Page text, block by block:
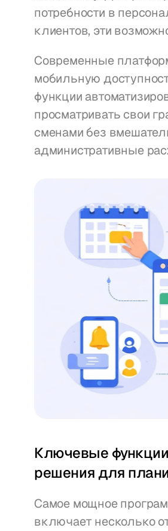
потребности в
клиентов, эти
Современные
мобильную
функции
просматривать свои
сменами без
административные
Ключевые
решения для
Самое мощное
включает несколько